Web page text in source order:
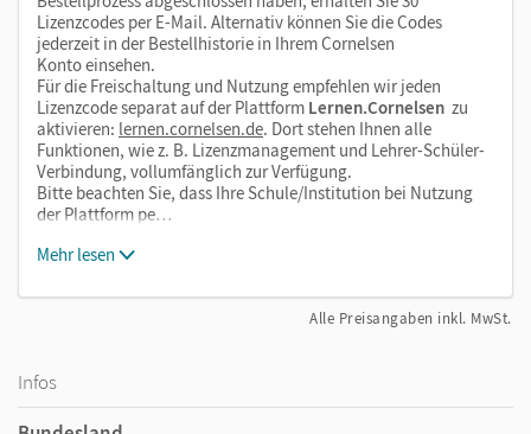
Lizenzcodes per E-Mail. Alternativ können Sie die Codes
jederzeit in der Bestellhistorie in Ihrem Cornelsen
Konto einsehen.
Für die Freischaltung und Nutzung empfehlen wir jeden
Lizenzcode separat auf der Plattform Lernen.Cornelsen zu
aktivieren: lernen.cornelsen.de. Dort stehen Ihnen alle
Funktionen, wie z. B. Lizenzmanagement und Lehrer-Schüler-
Verbindung, vollumfänglich zur Verfügung.
Bitte beachten Sie, dass Ihre Schule/Institution bei Nutzung
der Plattform pe…
Mehr lesen
Alle Preisangaben inkl. MwSt.
Infos